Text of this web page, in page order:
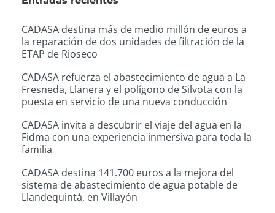
CADASA destina más de medio millón de euros a
la reparación de dos unidades de filtración de la
ETAP de Rioseco
CADASA refuerza el abastecimiento de agua a La
Fresneda, Llanera y el polígono de Silvota con la
puesta en servicio de una nueva conducción
CADASA invita a descubrir el viaje del agua en la
Fidma con una experiencia inmersiva para toda la
familia
CADASA destina 141.700 euros a la mejora del
sistema de abastecimiento de agua potable de
Llandequintá, en Villayón